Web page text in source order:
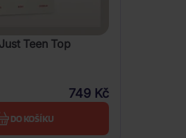
Teen Top
749 Kč
DO KOŠÍKU